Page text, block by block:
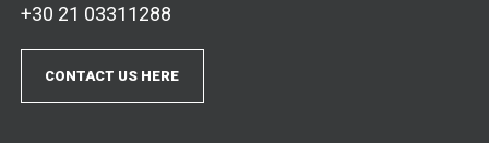
+30 21 03311288
CONTACT US HERE